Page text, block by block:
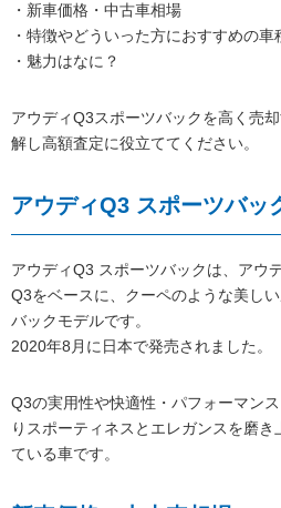
・新車価格・中古車相場
・特徴やどういった方におすすめの車
・魅力はなに？
アウディQ3スポーツバックを高く売
解し高額査定に役立ててください。
アウディQ3 スポーツバッ
アウディQ3 スポーツバックは、アウ
Q3をベースに、クーペのような美し
バックモデルです。
2020年8月に日本で発売されました。
Q3の実用性や快適性・パフォーマン
りスポーティネスとエレガンスを磨
ている車です。